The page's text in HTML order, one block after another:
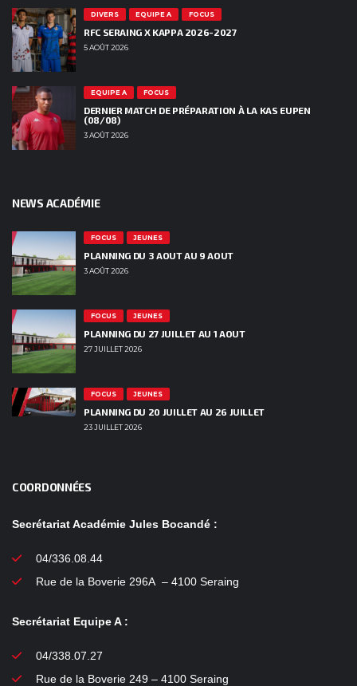
DIVERS EQUIPE A FOCUS
RFC SERAING X KAPPA 2026-2027
5 AOÛT 2026
EQUIPE A FOCUS
DERNIER MATCH DE PRÉPARATION À LA KAS EUPEN
(08/08)
3 AOÛT 2026
NEWS ACADÉMIE
FOCUS JEUNES
PLANNING DU 3 AOUT AU 9 AOUT
3 AOÛT 2026
FOCUS JEUNES
PLANNING DU 27 JUILLET AU 1 AOUT
27 JUILLET 2026
FOCUS JEUNES
PLANNING DU 20 JUILLET AU 26 JUILLET
23 JUILLET 2026
COORDONNÉES
Secrétariat Académie Jules Bocandé :
04/336.08.44
Rue de la Boverie 296A – 4100 Seraing
Secrétariat Equipe A :
04/338.07.27
Rue de la Boverie 249 – 4100 Seraing